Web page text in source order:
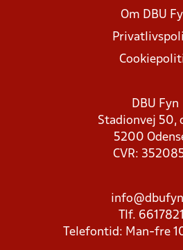
Om DBU
DBU Fyn
Stadionvej 50,
5200
CVR:
Tlf.
Telefontid: Man-fre